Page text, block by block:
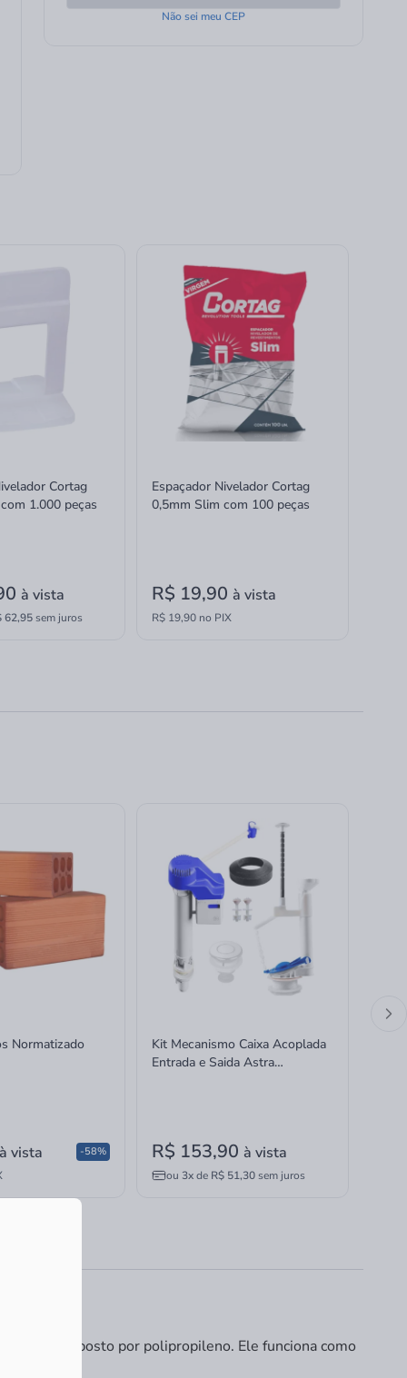
Não sei meu CEP
Cortag
1.000 peças
à vista
62,95sem juros
Espaçador Nivelador Cortag
0,5mm Slim com 100 peças
R$ 19,90à vista
R$ 19,90 no PIX
Normatizado
vista -58%
Kit Mecanismo Caixa Acoplada
Entrada e Saida Astra
R$ 153,90à vista
ou 3xde R$ 51,30sem juros
e é composto por polipropileno. Ele funciona como